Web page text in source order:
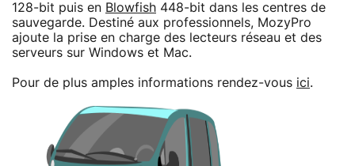
128-bit puis en Blowfish 448-bit dans les centres de
sauvegarde. Destiné aux professionnels, MozyPro
ajoute la prise en charge des lecteurs réseau et des
serveurs sur Windows et Mac.
Pour de plus amples informations rendez-vous ici.